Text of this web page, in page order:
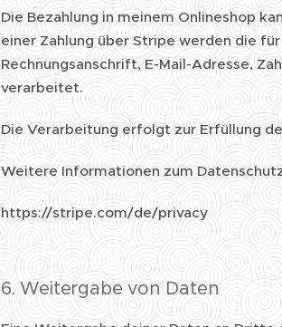
Die Bezahlung in meinem Onlineshop
einer Zahlung über Stripe werden die
Rechnungsanschrift, E-Mail-Adresse,
verarbeitet.
Die Verarbeitung erfolgt zur Erfüllung
Weitere Informationen zum
https://stripe.com/de/privacy
6. Weitergabe von Daten